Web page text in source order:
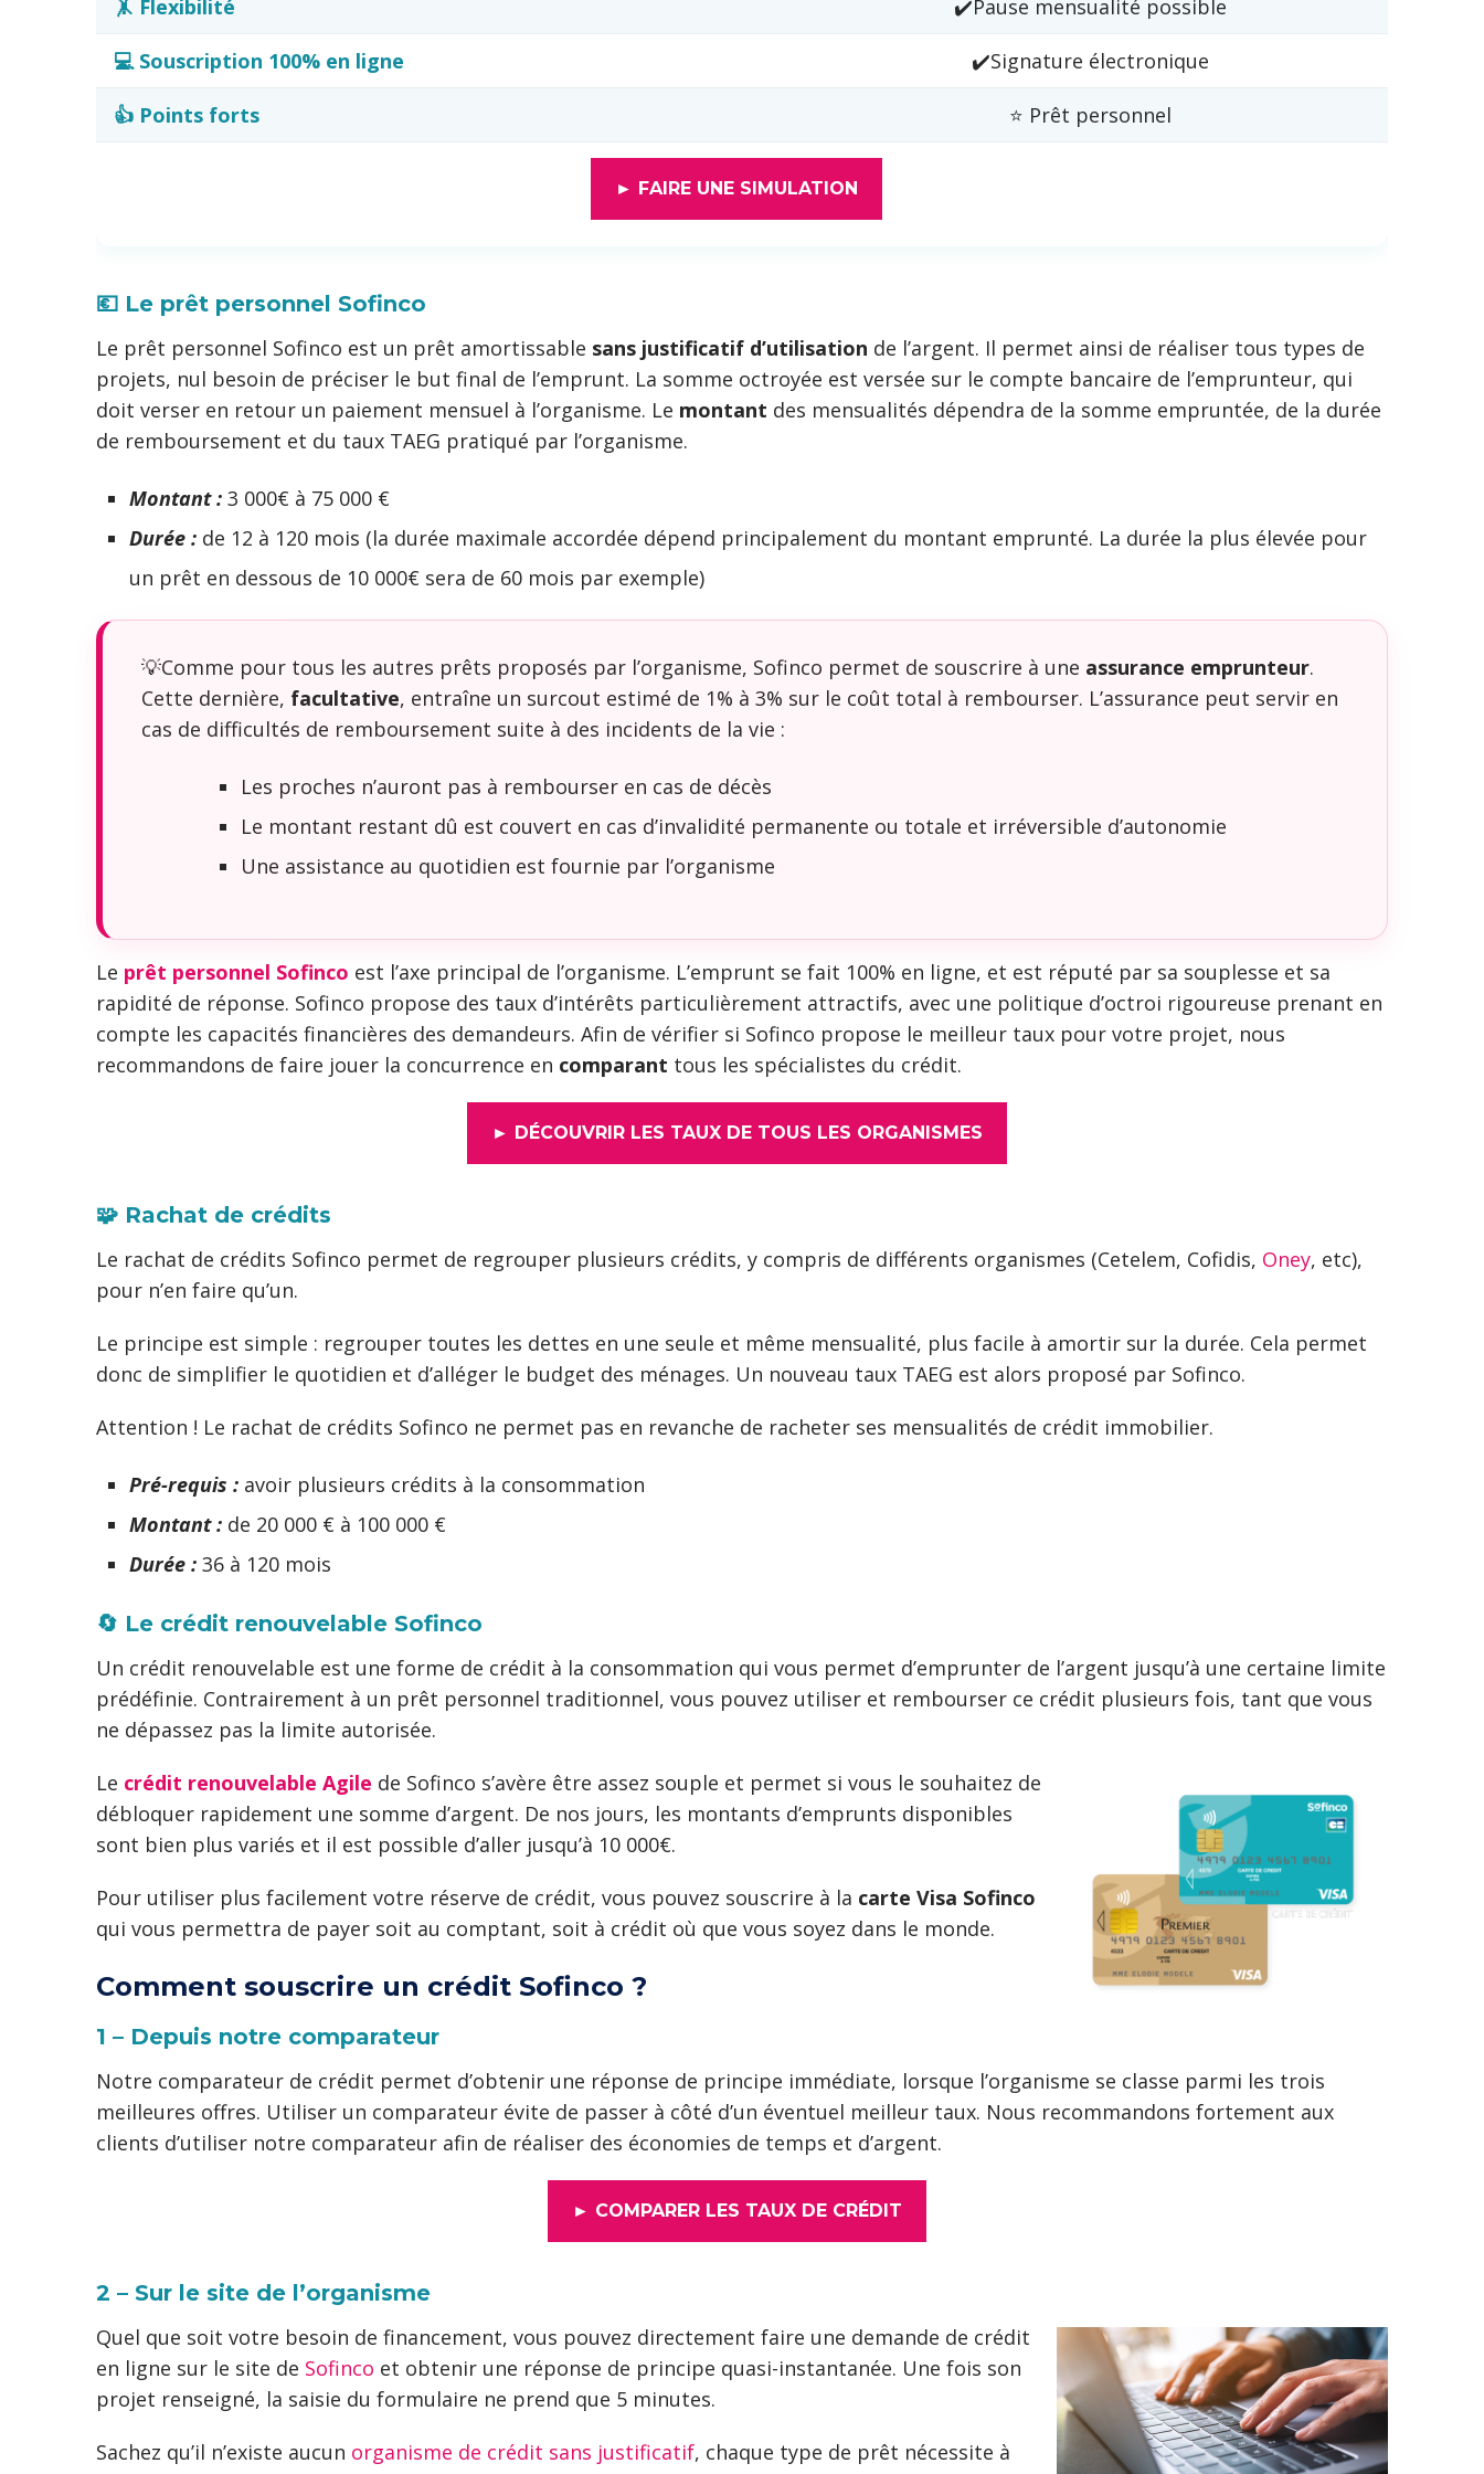
🤸 Flexibilité ✔️Pause mensualité possible
💻 Souscription 100% en ligne ✔️Signature électronique
👍 Points forts ⭐ Prêt personnel
► FAIRE UNE SIMULATION
💶 Le prêt personnel Sofinco
Le prêt personnel Sofinco est un prêt amortissable sans justificatif d’utilisation de l’argent. Il permet ainsi de réaliser tous types de
projets, nul besoin de préciser le but final de l’emprunt. La somme octroyée est versée sur le compte bancaire de l’emprunteur, qui
doit verser en retour un paiement mensuel à l’organisme. Le montant des mensualités dépendra de la somme empruntée, de la durée
de remboursement et du taux TAEG pratiqué par l’organisme.
Montant : 3 000€ à 75 000 €
Durée : de 12 à 120 mois (la durée maximale accordée dépend principalement du montant emprunté. La durée la plus élevée pour
un prêt en dessous de 10 000€ sera de 60 mois par exemple)
💡Comme pour tous les autres prêts proposés par l’organisme, Sofinco permet de souscrire à une assurance emprunteur.
Cette dernière, facultative, entraîne un surcout estimé de 1% à 3% sur le coût total à rembourser. L’assurance peut servir en
cas de difficultés de remboursement suite à des incidents de la vie :
Les proches n’auront pas à rembourser en cas de décès
Le montant restant dû est couvert en cas d’invalidité permanente ou totale et irréversible d’autonomie
Une assistance au quotidien est fournie par l’organisme
Le prêt personnel Sofinco est l’axe principal de l’organisme. L’emprunt se fait 100% en ligne, et est réputé par sa souplesse et sa
rapidité de réponse. Sofinco propose des taux d’intérêts particulièrement attractifs, avec une politique d’octroi rigoureuse prenant en
compte les capacités financières des demandeurs. Afin de vérifier si Sofinco propose le meilleur taux pour votre projet, nous
recommandons de faire jouer la concurrence en comparant tous les spécialistes du crédit.
► DÉCOUVRIR LES TAUX DE TOUS LES ORGANISMES
🧩 Rachat de crédits
Le rachat de crédits Sofinco permet de regrouper plusieurs crédits, y compris de différents organismes (Cetelem, Cofidis, Oney, etc),
pour n’en faire qu’un.
Le principe est simple : regrouper toutes les dettes en une seule et même mensualité, plus facile à amortir sur la durée. Cela permet
donc de simplifier le quotidien et d’alléger le budget des ménages. Un nouveau taux TAEG est alors proposé par Sofinco.
Attention ! Le rachat de crédits Sofinco ne permet pas en revanche de racheter ses mensualités de crédit immobilier.
Pré-requis : avoir plusieurs crédits à la consommation
Montant : de 20 000 € à 100 000 €
Durée : 36 à 120 mois
🔄 Le crédit renouvelable Sofinco
Un crédit renouvelable est une forme de crédit à la consommation qui vous permet d’emprunter de l’argent jusqu’à une certaine limite
prédéfinie. Contrairement à un prêt personnel traditionnel, vous pouvez utiliser et rembourser ce crédit plusieurs fois, tant que vous
ne dépassez pas la limite autorisée.
Le crédit renouvelable Agile de Sofinco s’avère être assez souple et permet si vous le souhaitez de
débloquer rapidement une somme d’argent. De nos jours, les montants d’emprunts disponibles
sont bien plus variés et il est possible d’aller jusqu’à 10 000€.
Pour utiliser plus facilement votre réserve de crédit, vous pouvez souscrire à la carte Visa Sofinco
qui vous permettra de payer soit au comptant, soit à crédit où que vous soyez dans le monde.
Comment souscrire un crédit Sofinco ?
1 – Depuis notre comparateur
Notre comparateur de crédit permet d’obtenir une réponse de principe immédiate, lorsque l’organisme se classe parmi les trois
meilleures offres. Utiliser un comparateur évite de passer à côté d’un éventuel meilleur taux. Nous recommandons fortement aux
clients d’utiliser notre comparateur afin de réaliser des économies de temps et d’argent.
► COMPARER LES TAUX DE CRÉDIT
2 – Sur le site de l’organisme
Quel que soit votre besoin de financement, vous pouvez directement faire une demande de crédit
en ligne sur le site de Sofinco et obtenir une réponse de principe quasi-instantanée. Une fois son
projet renseigné, la saisie du formulaire ne prend que 5 minutes.
Sachez qu’il n’existe aucun organisme de crédit sans justificatif, chaque type de prêt nécessite à